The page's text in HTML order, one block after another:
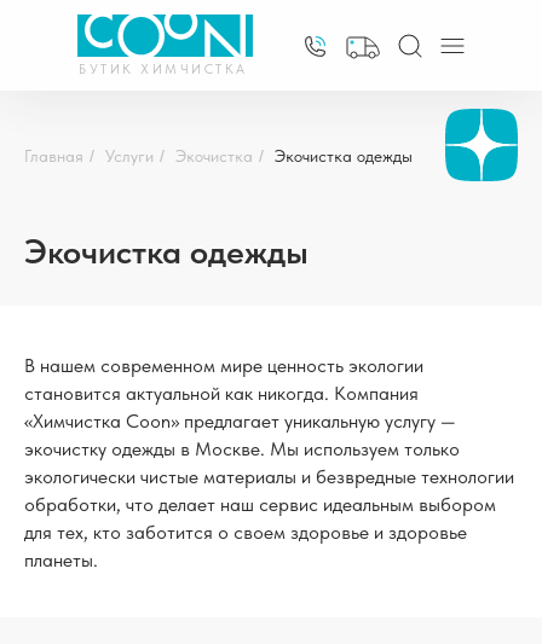
БУТИК ХИМЧИСТКА
Главная / Услуги / Экочистка / Экочистка одежды
Экочистка одежды
В нашем современном мире ценность экологии
становится актуальной как никогда. Компания
«Химчистка Coon» предлагает уникальную услугу —
экочистку одежды в Москве. Мы используем только
экологически чистые материалы и безвредные технологии
обработки, что делает наш сервис идеальным выбором
для тех, кто заботится о своем здоровье и здоровье
планеты.